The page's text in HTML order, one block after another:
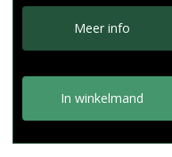
Meer info
In winkelmand